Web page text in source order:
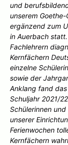
und
unserem
ergänzend zum
in Auerbach
Fachlehrern
Kernfächern
einzelne
sowie der
Anklang fand
Schuljahr 2021/
Schülerinnen
unserer
Ferienwochen
Kernfächern